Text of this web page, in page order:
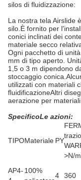
silos di fluidizzazione:
La nostra tela Airslide
silo.È fornito per
conici inclinati dei
materiale secco
Ogni pacchetto di
mm di tipo aperto.
1,5 o 3 m dipendono
stoccaggio
utilizzati con materiali
fluidificazioneAltri
aerazione per
SpecificoLe azioni:
TIPOMateriale PY
>N/
AP4- 100%
4 360